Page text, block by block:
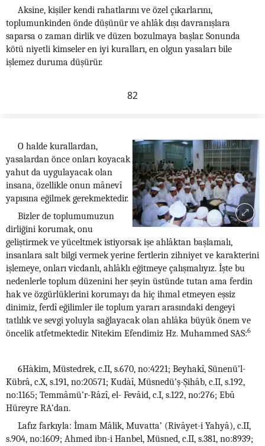
Aksine, kişiler kendi rahatlarını ve özel çıkarlarını,
toplumunkinden önde düşünür ve ahlâk dışı davranışlara
saparsa o zaman dirlik ve düzen bozulmaya başlar. Sonunda
kötü niyetli kimseler en iyi kuralları, en olgun yasaları bile
işlemez duruma düşürür.
82
O halde kurallardan,
yasalardan önce onları koyacak
yahut da uygulayacak olan
insana, özellikle onun mânevî
yapısına eğilmek gerekmektedir.
Bizler de toplumumuzun
dirliğini korumak, onu
geliştirmek ve yüceltmek istiyorsak işe ahlâktan başlamalı,
insanlara salt bilgi vermek yerine fertlerin zihniyet ve karakterini
işlemeye, onları vicdanlı, ahlâklı eğitmeye çalışmalıyız. İşte bu
nedenlerle toplum düzenini her şeyin üstünde tutan ama ferdin
hak ve özgürlüklerini korumayı da hiç ihmal etmeyen eşsiz
dinimiz, ferdî eğilimler ile toplum yararı arasındaki dengeyi
tatlılık ve sevgi yoluyla sağlayacak olan ahlâka büyük önem ve
öncelik atfetmektedir. Nitekim Efendimiz Hz. Muhammed SAS:6
6Hàkim, Müstedrek, c.II, s.670, no:4221; Beyhakî, Sünenü’l-
Kübrâ, c.X, s.191, no:20571; Kudàî, Müsnedü’ş-Şihâb, c.II, s.192,
no:1165; Temmâmü’r-Râzî, el- Fevâid, c.I, s.122, no:276; Ebû
Hüreyre RA’dan.
Lafız farkıyla: İmam Mâlik, Muvatta’ (Rivâyet-i Yahyâ), c.II,
s.904, no:1609; Ahmed ibn-i Hanbel, Müsned, c.II, s.381, no:8939;